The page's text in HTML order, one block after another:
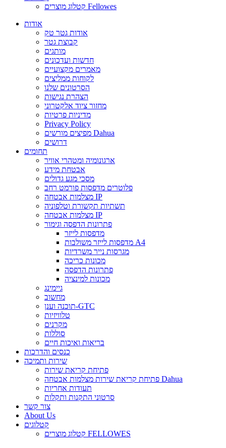
קטלוג מוצרים Fellowes
אודות
אודות גטר טק
קבוצת גטר
מותגים
חדשות ועדכונים
מאמרים מקצועיים
לקוחות ממליצים
הסרטונים שלנו
הצהרת נגישות
מחזור ציוד אלקטרוני
מדיניות פרטיות
Privacy Policy
מפיצים מורשים Dahua
דרושים
תחומים
ארגונומיה ומטהרי אוויר
אבטחת מידע
מסכי מגע גדולים
פלוטרים מדפסות פורמט רחב
מצלמות אבטחה IP
תשתיות תקשורת וטלפוניה
מצלמות אבטחה IP
פתרונות הדפסה וגימור
מדפסות לייזר
מדפסות לייזר משולבות A4
מגרסות נייר משרדיות
מכונות כריכה
פתרונות הדפסה
מכונות למינציה
גיימינג
מחשוב
תוכנה וענן-GTC
טלוויזיות
מקרנים
סוללות
בריאות ואיכות חיים
כנסים והדרכות
שירות ותמיכה
פתיחת קריאת שירות
פתיחת קריאת שירות מצלמות אבטחה Dahua
תעודות אחריות
סרטוני התקנות ותקלות
צור קשר
About Us
קטלוגים
קטלוג מוצרים FELLOWES